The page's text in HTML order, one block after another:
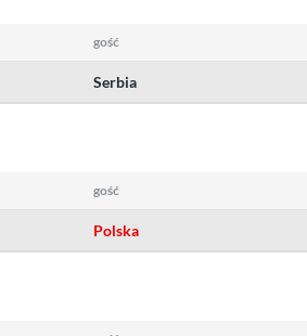
gość
Serbia
gość
Polska